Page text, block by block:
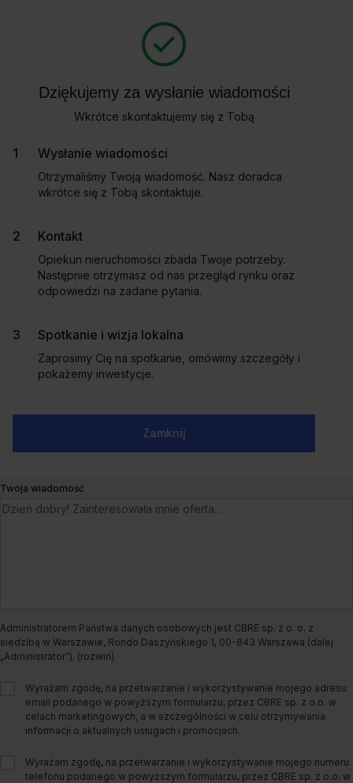
Biuro do wynajęcia myhive Nimbus
Jerozolimskie 98, Warszawa, Ochota
Ostatnie powierzchnie
Dostępny od Od zaraz
W tym obiekcie dostępne są także inne formy
wynajmu:
Wynajem tradycyjny
Dziękujemy za wysłanie wiadomości
Wkrótce skontaktujemy się z Tobą
Wysłanie wiadomości
Otrzymaliśmy Twoją wiadomość. Nasz doradca
wkrótce się z Tobą skontaktuje.
Kontakt
Opiekun nieruchomości zbada Twoje potrzeby.
Następnie otrzymasz od nas przegląd rynku oraz
odpowiedzi na zadane pytania.
Spotkanie i wizja lokalna
Zaprosimy Cię na spotkanie, omówimy szczegóły i
pokażemy inwestycje.
Zamknij
Masz pytania dotyczące oferty? Opowiedz nam o swoich
Twojej firmy. Napisz do nas!
Imię i nazwisko
Nazwa firmy
Email służbowy
Numer telefonu służbowy
Twoja wiadomość
Administratorem Państwa danych osobowych jest CBRE sp. z o. o. z
siedzibą w Warszawie, Rondo Daszyńskiego 1, 00-843 Warszawa (dalej
„Administrator”).
Wyrażam zgodę, na przetwarzanie i wykorzystywanie mojego adresu
email podanego w powyższym formularzu, przez CBRE sp. z o.o. w
celach marketingowych, a w szczególności w celu otrzymywania
informacji o aktualnych usługach i promocjach.
Wyrażam zgodę, na przetwarzanie i wykorzystywanie mojego numeru
telefonu podanego w powyższym formularzu, przez CBRE sp. z o.o. w
Dziękujemy za wysłanie wiadomości
Wkrótce skontaktujemy się z Tobą
Wysłanie wiadomości
Otrzymaliśmy Twoją wiadomość. Nasz doradca
wkrótce się z Tobą skontaktuje.
Kontakt
Opiekun nieruchomości zbada Twoje potrzeby.
Następnie otrzymasz od nas przegląd rynku oraz
odpowiedzi na zadane pytania.
Spotkanie i wizja lokalna
Zaprosimy Cię na spotkanie, omówimy szczegóły i
pokażemy inwestycje.
Zamknij